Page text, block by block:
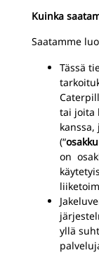
Kuinka
Saatamme
Tässä
tai joita
(“
on
yllä